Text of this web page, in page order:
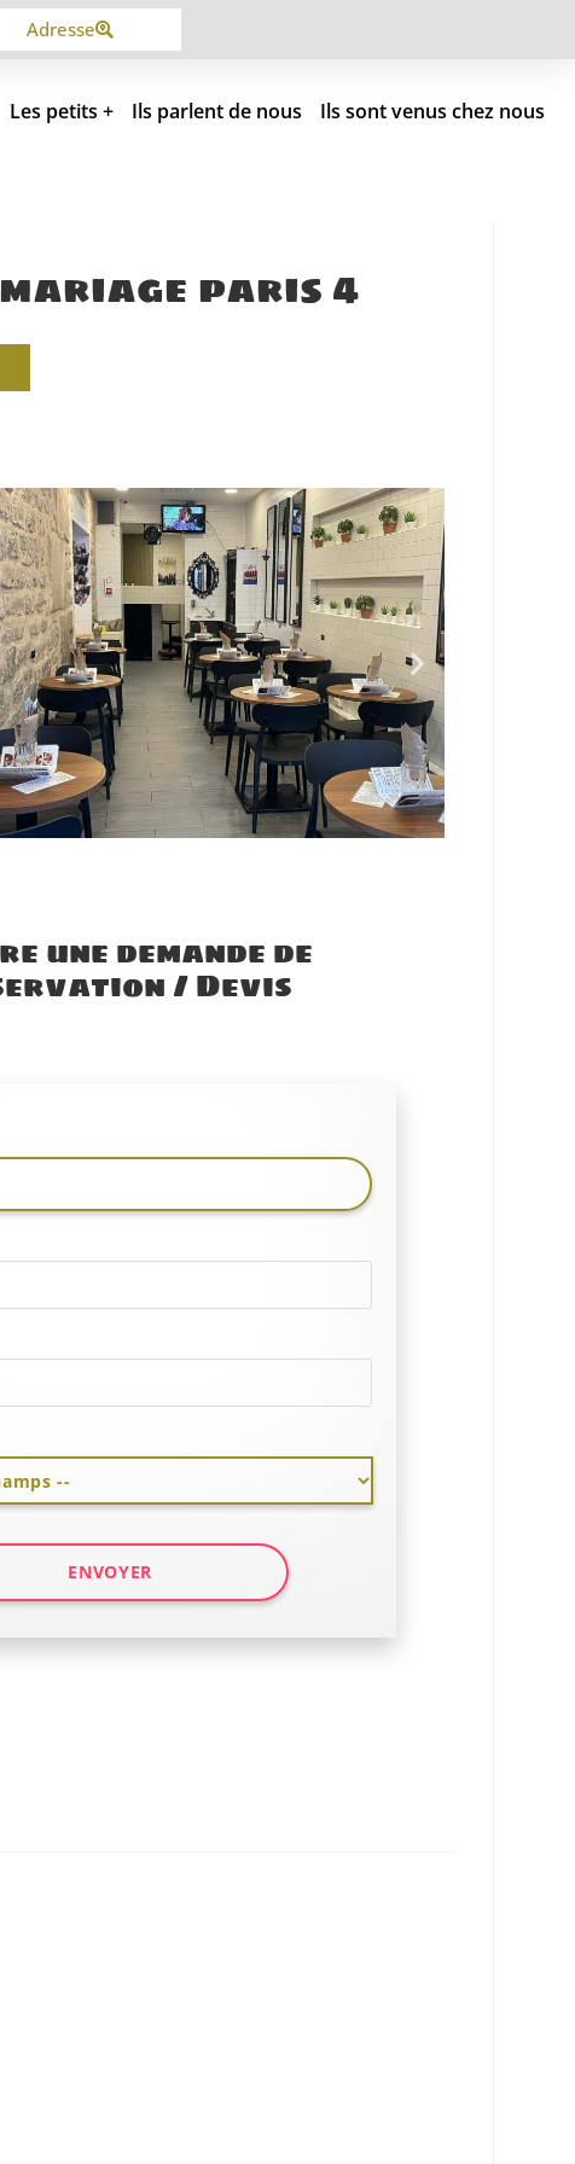
Adresse
Les petits + Ils parlent de nous Ils sont venus chez nous
paris 4
une demande de
/ Devis